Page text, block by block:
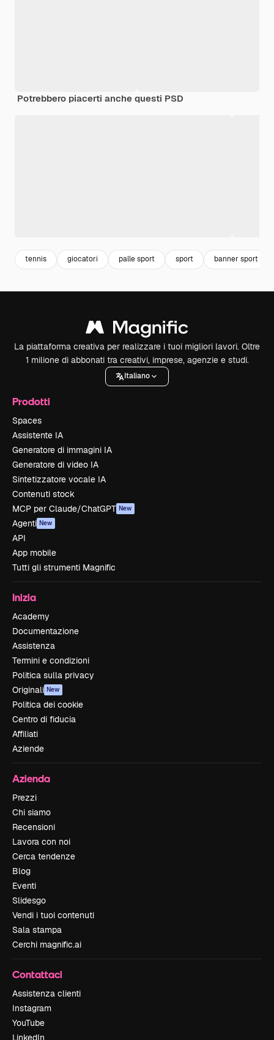
Potrebbero piacerti anche questi PSD
tennis giocatori palle sport sport banner sport
La piattaforma creativa per realizzare i tuoi migliori lavori. Oltre
1 milione di abbonati tra creativi, imprese, agenzie e studi.
Italiano
Prodotti
Spaces
Assistente IA
Generatore di immagini IA
Generatore di video IA
Sintetizzatore vocale IA
Contenuti stock
MCP per Claude/ChatGPT New
Agenti New
API
App mobile
Tutti gli strumenti Magnific
Inizia
Academy
Documentazione
Assistenza
Termini e condizioni
Politica sulla privacy
Originali New
Politica dei cookie
Centro di fiducia
Affiliati
Aziende
Azienda
Prezzi
Chi siamo
Recensioni
Lavora con noi
Cerca tendenze
Blog
Eventi
Slidesgo
Vendi i tuoi contenuti
Sala stampa
Cerchi magnific.ai
Contattaci
Assistenza clienti
Instagram
YouTube
LinkedIn